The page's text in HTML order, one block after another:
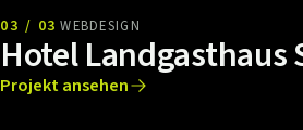
03 / 03 WEBDESIGN
Hotel Landgasthaus
Projekt ansehen